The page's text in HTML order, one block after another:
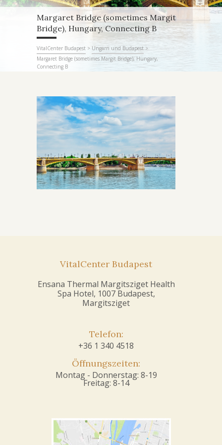
Margaret Bridge (sometimes Margit
Bridge), Hungary, Connecting B
VitalCenter Budapest > Ungarn und Budapest >
Margaret Bridge (sometimes Margit Bridge), Hungary,
Connecting B
VitalCenter Budapest
Ensana Thermal Margitsziget Health
Spa Hotel, 1007 Budapest,
Margitsziget
Telefon:
+36 1 340 4518
Öffnungszeiten:
Montag - Donnerstag: 8-19
Freitag: 8-14